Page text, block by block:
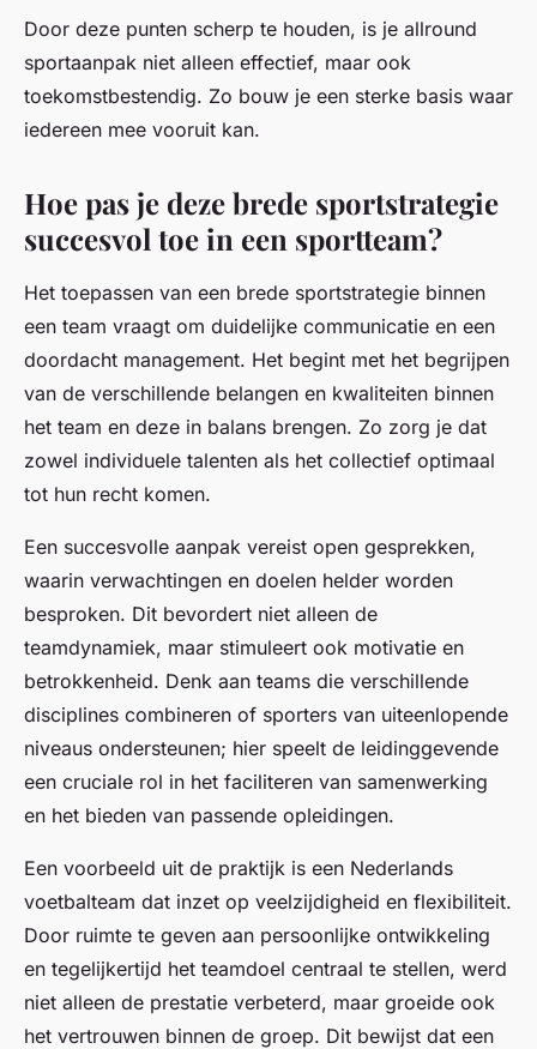
Door deze punten scherp te houden, is je allround
sportaanpak niet alleen effectief, maar ook
toekomstbestendig. Zo bouw je een sterke basis waar
iedereen mee vooruit kan.
Hoe pas je deze brede sportstrategie
succesvol toe in een sportteam?
Het toepassen van een brede sportstrategie binnen
een team vraagt om duidelijke communicatie en een
doordacht management. Het begint met het begrijpen
van de verschillende belangen en kwaliteiten binnen
het team en deze in balans brengen. Zo zorg je dat
zowel individuele talenten als het collectief optimaal
tot hun recht komen.
Een succesvolle aanpak vereist open gesprekken,
waarin verwachtingen en doelen helder worden
besproken. Dit bevordert niet alleen de
teamdynamiek, maar stimuleert ook motivatie en
betrokkenheid. Denk aan teams die verschillende
disciplines combineren of sporters van uiteenlopende
niveaus ondersteunen; hier speelt de leidinggevende
een cruciale rol in het faciliteren van samenwerking
en het bieden van passende opleidingen.
Een voorbeeld uit de praktijk is een Nederlands
voetbalteam dat inzet op veelzijdigheid en flexibiliteit.
Door ruimte te geven aan persoonlijke ontwikkeling
en tegelijkertijd het teamdoel centraal te stellen, werd
niet alleen de prestatie verbeterd, maar groeide ook
het vertrouwen binnen de groep. Dit bewijst dat een